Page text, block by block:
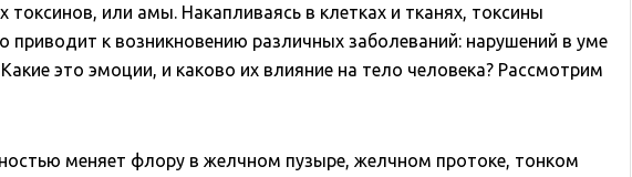
токсинов, или амы. Накапливаясь в клетках и тканях, токсины
приводит к возникновению различных заболеваний: нарушений в уме
это эмоции, и каково их влияние на тело человека? Рассмотрим
меняет флору в желчном пузыре, желчном протоке, тонком